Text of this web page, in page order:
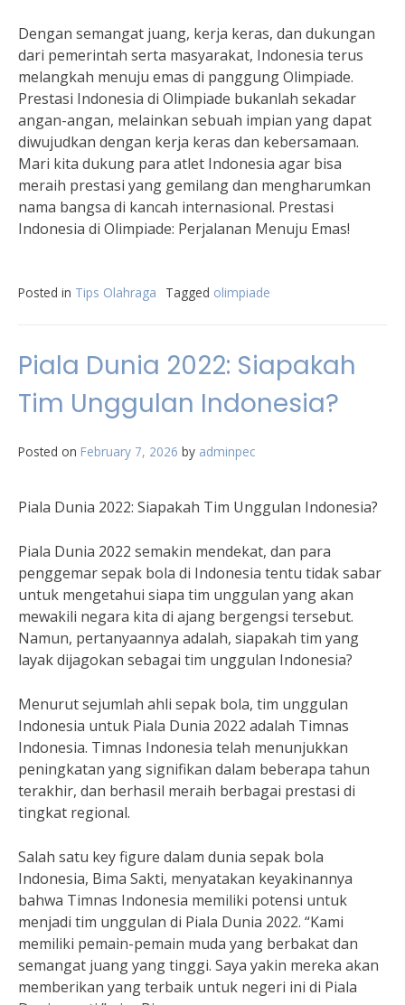
Dengan semangat juang, kerja keras, dan dukungan
dari pemerintah serta masyarakat, Indonesia terus
melangkah menuju emas di panggung Olimpiade.
Prestasi Indonesia di Olimpiade bukanlah sekadar
angan-angan, melainkan sebuah impian yang dapat
diwujudkan dengan kerja keras dan kebersamaan.
Mari kita dukung para atlet Indonesia agar bisa
meraih prestasi yang gemilang dan mengharumkan
nama bangsa di kancah internasional. Prestasi
Indonesia di Olimpiade: Perjalanan Menuju Emas!
Posted in Tips Olahraga Tagged olimpiade
Piala Dunia 2022: Siapakah
Tim Unggulan Indonesia?
Posted on February 7, 2026 by adminpec
Piala Dunia 2022: Siapakah Tim Unggulan Indonesia?
Piala Dunia 2022 semakin mendekat, dan para
penggemar sepak bola di Indonesia tentu tidak sabar
untuk mengetahui siapa tim unggulan yang akan
mewakili negara kita di ajang bergengsi tersebut.
Namun, pertanyaannya adalah, siapakah tim yang
layak dijagokan sebagai tim unggulan Indonesia?
Menurut sejumlah ahli sepak bola, tim unggulan
Indonesia untuk Piala Dunia 2022 adalah Timnas
Indonesia. Timnas Indonesia telah menunjukkan
peningkatan yang signifikan dalam beberapa tahun
terakhir, dan berhasil meraih berbagai prestasi di
tingkat regional.
Salah satu key figure dalam dunia sepak bola
Indonesia, Bima Sakti, menyatakan keyakinannya
bahwa Timnas Indonesia memiliki potensi untuk
menjadi tim unggulan di Piala Dunia 2022. “Kami
memiliki pemain-pemain muda yang berbakat dan
semangat juang yang tinggi. Saya yakin mereka akan
memberikan yang terbaik untuk negeri ini di Piala